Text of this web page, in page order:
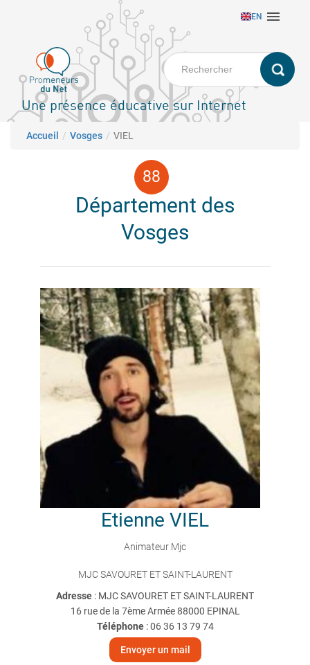
principal
EN 
Une présence éducative sur Internet
Fil d'Ariane
Accueil Vosges VIEL
Département des
Vosges
Etienne VIEL
Animateur Mjc
MJC SAVOURET ET SAINT-LAURENT
Adresse : MJC SAVOURET ET SAINT-LAURENT
16 rue de la 7ème Armée 88000 EPINAL
Téléphone:06 36 13 79 74
Envoyer un mail